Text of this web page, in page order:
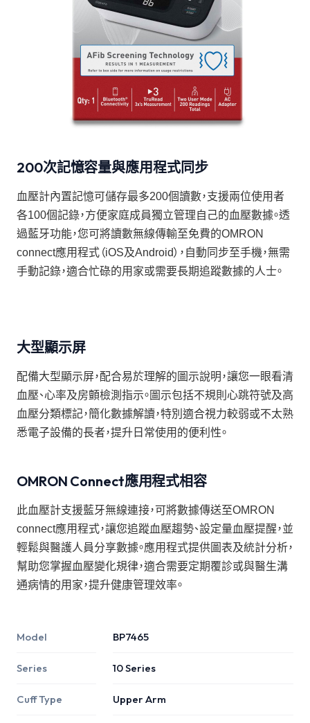
200次記憶容量與應用程式同步
血壓計內置記憶可儲存最多200個讀數，支援兩位使用者
各100個記錄，方便家庭成員獨立管理自己的血壓數據。透
過藍牙功能，您可將讀數無線傳輸至免費的OMRON
connect應用程式（iOS及Android），自動同步至手機，無需
手動記錄，適合忙碌的用家或需要長期追蹤數據的人士。
大型顯示屏
配備大型顯示屏，配合易於理解的圖示說明，讓您一眼看清
血壓、心率及房顫檢測指示。圖示包括不規則心跳符號及高
血壓分類標記，簡化數據解讀，特別適合視力較弱或不太熟
悉電子設備的長者，提升日常使用的便利性。
OMRON Connect應用程式相容
此血壓計支援藍牙無線連接，可將數據傳送至OMRON
connect應用程式，讓您追蹤血壓趨勢、設定量血壓提醒，並
輕鬆與醫護人員分享數據。應用程式提供圖表及統計分析，
幫助您掌握血壓變化規律，適合需要定期覆診或與醫生溝
通病情的用家，提升健康管理效率。
Model BP7465
Series 10 Series
Cuff Type Upper Arm